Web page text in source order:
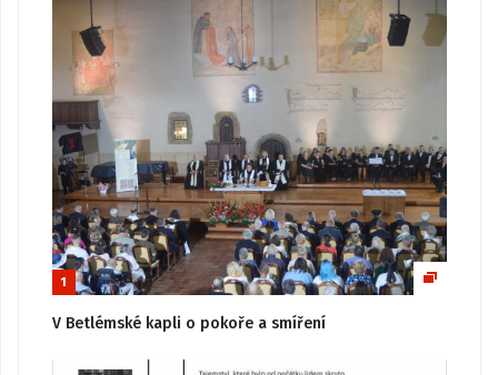
1
V Betlémské kapli o pokoře a smíření